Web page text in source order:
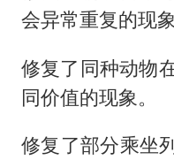
会异常重复的现象
修复了同种动物
同价值的现象。
修复了部分乘坐